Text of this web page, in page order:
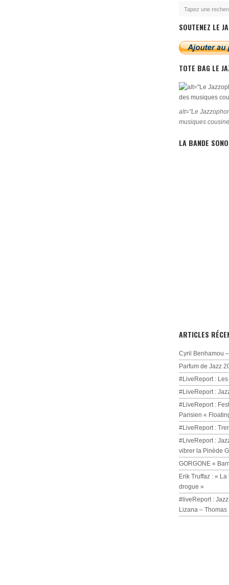
SOUTENEZ LE
TOTE BAG LE
alt="Le
musiques
LA BANDE
ARTICLES
Cyril Benhamou
Parfum de Jazz
#LiveReport :
#LiveReport :
#LiveReport :
Parisien «
#LiveReport :
#LiveReport :
vibrer la Pinède
GORGONE «
Erik Truffaz : «
drogue »
#liveReport :
Lizana –